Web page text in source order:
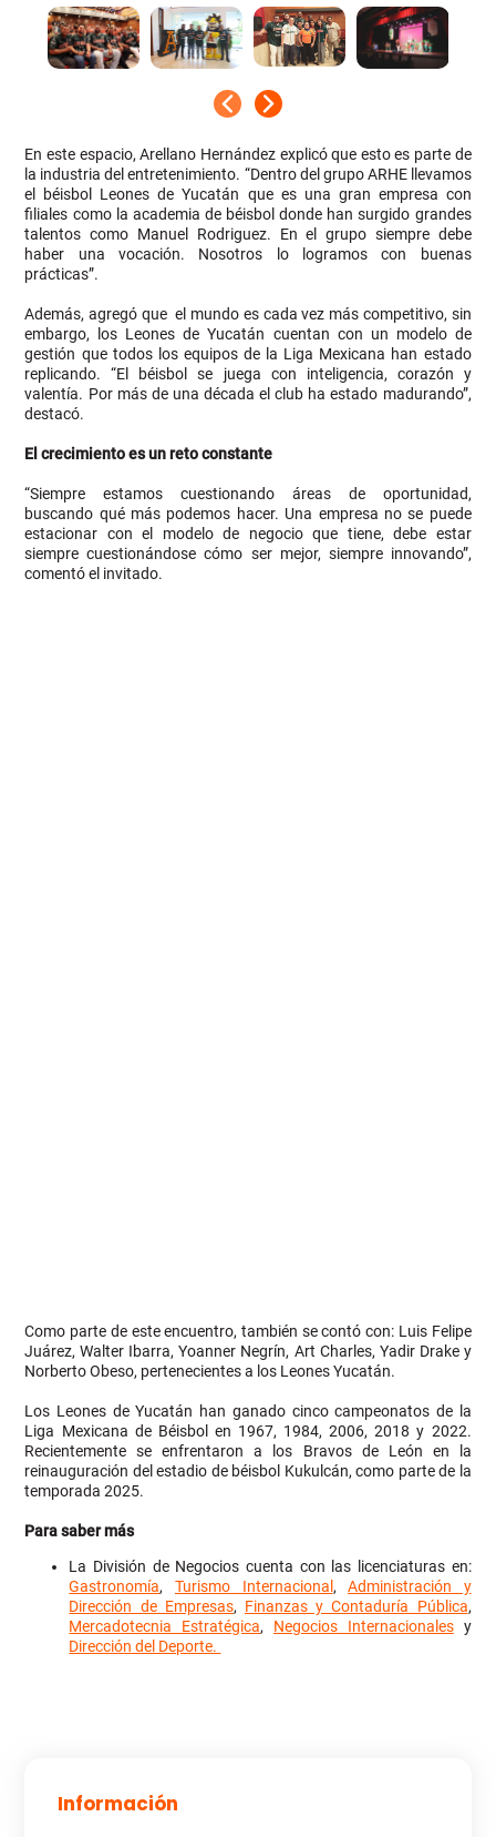
En este espacio, Arellano Hernández explicó que esto es parte de
la industria del entretenimiento. “Dentro del grupo ARHE llevamos
el béisbol Leones de Yucatán que es una gran empresa con
filiales como la academia de béisbol donde han surgido grandes
talentos como Manuel Rodriguez. En el grupo siempre debe
haber una vocación. Nosotros lo logramos con buenas
prácticas”.
Además, agregó que el mundo es cada vez más competitivo, sin
embargo, los Leones de Yucatán cuentan con un modelo de
gestión que todos los equipos de la Liga Mexicana han estado
replicando. “El béisbol se juega con inteligencia, corazón y
valentía. Por más de una década el club ha estado madurando”,
destacó.
El crecimiento es un reto constante
“Siempre estamos cuestionando áreas de oportunidad,
buscando qué más podemos hacer. Una empresa no se puede
estacionar con el modelo de negocio que tiene, debe estar
siempre cuestionándose cómo ser mejor, siempre innovando”,
comentó el invitado.
Como parte de este encuentro, también se contó con: Luis Felipe
Juárez, Walter Ibarra, Yoanner Negrín, Art Charles, Yadir Drake y
Norberto Obeso, pertenecientes a los Leones Yucatán.
Los Leones de Yucatán han ganado cinco campeonatos de la
Liga Mexicana de Béisbol en 1967, 1984, 2006, 2018 y 2022.
Recientemente se enfrentaron a los Bravos de León en la
reinauguración del estadio de béisbol Kukulcán, como parte de la
temporada 2025.
Para saber más
La División de Negocios cuenta con las licenciaturas en:
Gastronomía, Turismo Internacional ,Administración y
Dirección de Empresas, Finanzas y Contaduría Pública,
Mercadotecnia Estratégica, Negocios Internacionalesy
Dirección del Deporte.
Información